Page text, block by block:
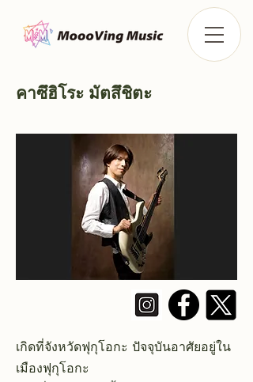
เกิดที่จังหวัดฟุกุโอกะ ปัจจุบันอาศัยอยู่ใน
เมืองฟุกุโอกะ
คาซึฮิโระ มัตสึชิตะ